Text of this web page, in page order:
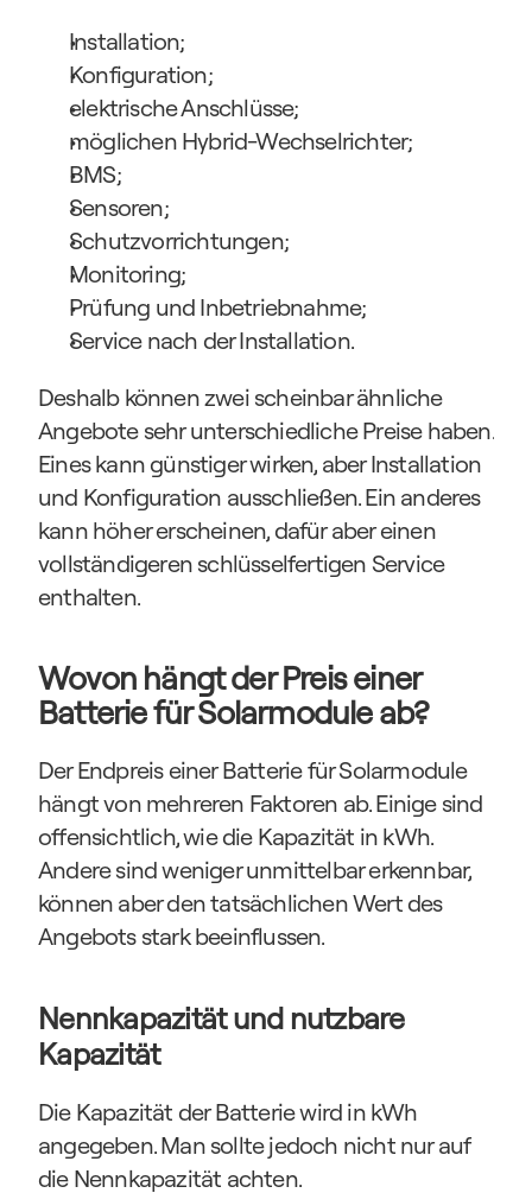
Installation;
Konfiguration;
elektrische Anschlüsse;
möglichen Hybrid-Wechselrichter;
BMS;
Sensoren;
Schutzvorrichtungen;
Monitoring;
Prüfung und Inbetriebnahme;
Service nach der Installation.
Deshalb können zwei scheinbar ähnliche
Angebote sehr unterschiedliche Preise haben.
Eines kann günstiger wirken, aber Installation
und Konfiguration ausschließen. Ein anderes
kann höher erscheinen, dafür aber einen
vollständigeren schlüsselfertigen Service
enthalten.
Wovon hängt der Preis einer
Batterie für Solarmodule ab?
Der Endpreis einer Batterie für Solarmodule
hängt von mehreren Faktoren ab. Einige sind
offensichtlich, wie die Kapazität in kWh.
Andere sind weniger unmittelbar erkennbar,
können aber den tatsächlichen Wert des
Angebots stark beeinflussen.
Nennkapazität und nutzbare
Kapazität
Die Kapazität der Batterie wird in kWh
angegeben. Man sollte jedoch nicht nur auf
die Nennkapazität achten.